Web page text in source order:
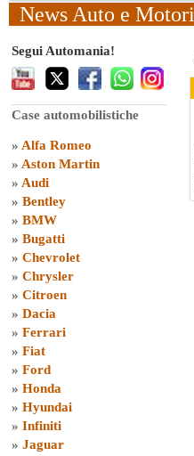
News Auto e Motori
Segui Automania!
Case automobilistiche
» Alfa Romeo
» Aston Martin
» Audi
» Bentley
» BMW
» Bugatti
» Chevrolet
» Chrysler
» Citroen
» Dacia
» Ferrari
» Fiat
» Ford
» Honda
» Hyundai
» Infiniti
» Jaguar